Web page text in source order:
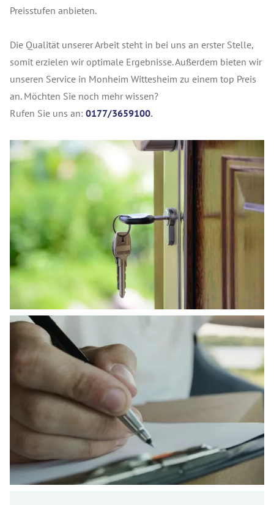
Preisstufen anbieten.
Die Qualität unserer Arbeit steht in bei uns an erster Stelle,
somit erzielen wir optimale Ergebnisse. Außerdem bieten wir
unseren Service in Monheim Wittesheim zu einem top Preis
an. Möchten Sie noch mehr wissen?
Rufen Sie uns an: 0177/3659100.